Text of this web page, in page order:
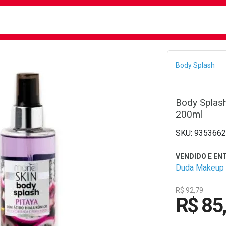
Body Splash
Body
200ml
Duda Makeup
R$ 92,79
R$